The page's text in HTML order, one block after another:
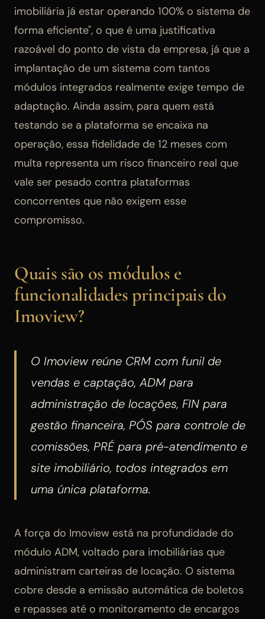
imobiliária já estar operando 100% o sistema de
forma eficiente", o que é uma justificativa
razoável do ponto de vista da empresa, já que a
implantação de um sistema com tantos
módulos integrados realmente exige tempo de
adaptação. Ainda assim, para quem está
testando se a plataforma se encaixa na
operação, essa fidelidade de 12 meses com
multa representa um risco financeiro real que
vale ser pesado contra plataformas
concorrentes que não exigem esse
compromisso.
Quais são os módulos e
funcionalidades principais do
Imoview?
O Imoview reúne CRM com funil de
vendas e captação, ADM para
administração de locações, FIN para
gestão financeira, PÓS para controle de
comissões, PRÉ para pré-atendimento e
site imobiliário, todos integrados em
uma única plataforma.
A força do Imoview está na profundidade do
módulo ADM, voltado para imobiliárias que
administram carteiras de locação. O sistema
cobre desde a emissão automática de boletos
e repasses até o monitoramento de encargos